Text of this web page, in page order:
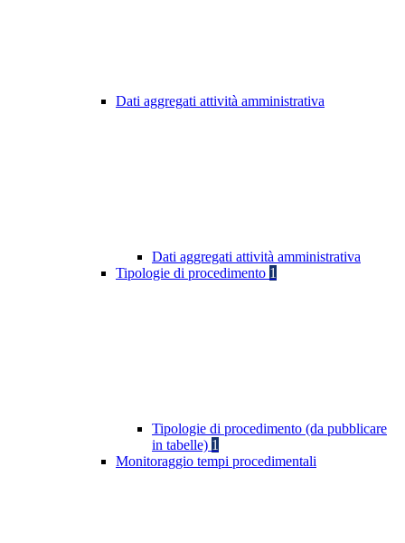
Dati aggregati attività amministrativa
Dati aggregati attività amministrativa
Tipologie di procedimento 1
Tipologie di procedimento (da pubblicare
in tabelle) 1
Monitoraggio tempi procedimentali